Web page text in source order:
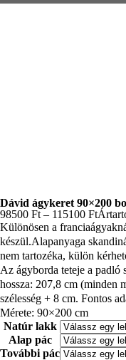
Dávid ágykeret 90×200
98500 Ft – 115100 Ft
Különösen a
készül.Alapanyaga
nem tartozéka, külön
Az ágyborda teteje a padló
hossza: 207,8 cm (minden
szélesség + 8 cm. Fontos
Mérete: 90×200 cm
Natúr lakk
Alap pác
További pác